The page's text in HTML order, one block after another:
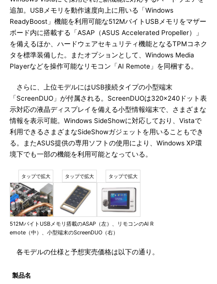
追加。USBメモリを動作速度向上に用いる「Windows
ReadyBoost」機能を利用可能な512MバイトUSBメモリをマザー
ボード内に搭載する「ASAP（ASUS Accelerated Propeller）」
を備えるほか、ハードウェアセキュリティ機能となるTPMコネク
タを標準装備した。またオプションとして、Windows Media
Playerなどを操作可能なリモコン「AI Remote」を同梱する。
さらに、上位モデルにはUSB接続タイプの小型端末
「ScreenDUO」が付属される。ScreenDUOは320×240ドット表
示対応の液晶ディスプレイを備える小型情報端末で、さまざまな
情報を表示可能。Windows SideShowに対応しており、Vistaで
利用できるさまざまなSideShowガジェットを用いることもでき
る。またASUS提供の専用ソフトの使用により、Windows XP環
境下でも一部の機能を利用可能となっている。
512MバイトUSBメモリ搭載のASAP（左）、リモコンのAI R
emote（中）、小型端末のScreenDUO（右）
各モデルの仕様と予想実売価格は以下の通り。
製品名